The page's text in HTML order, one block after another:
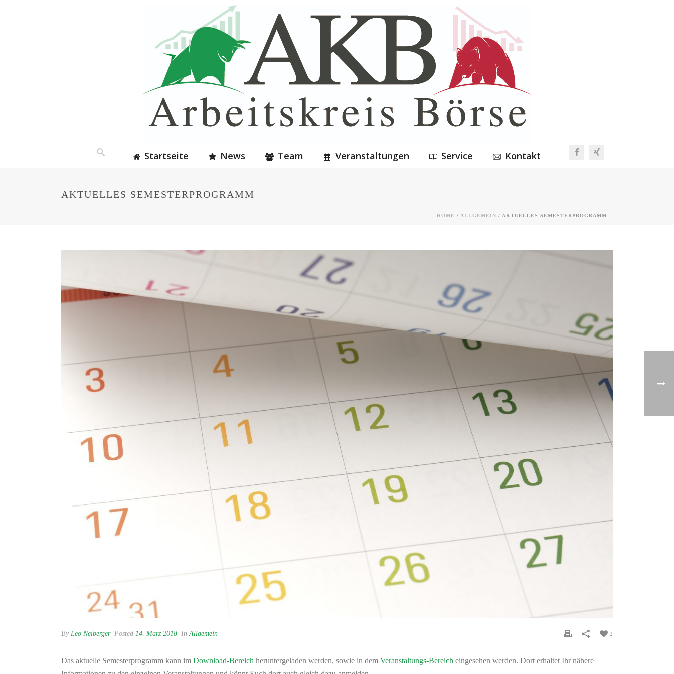
Startseite News Team Veranstaltungen Service Kontakt
AKTUELLES SEMESTERPROGRAMM
HOME / ALLGEMEIN / AKTUELLES SEMESTERPROGRAMM
By Leo Neiberger Posted 14. März 2018 In Allgemein 2
Das aktuelle Semesterprogramm kann im Download-Bereich heruntergeladen werden, sowie in dem Veranstaltungs-Bereich eingesehen werden. Dort erhaltet Ihr nähere